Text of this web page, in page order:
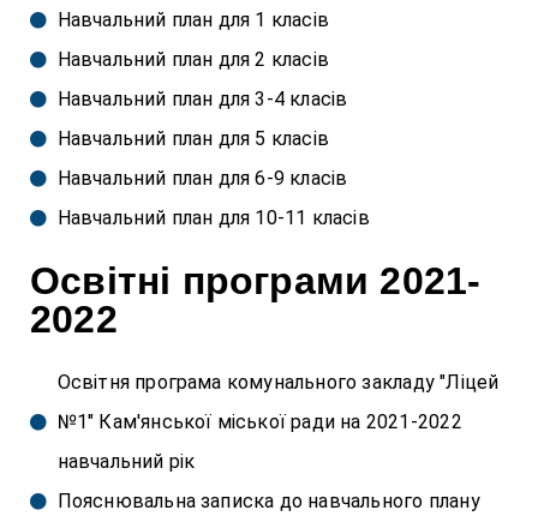
Навчальний план для 1 класів
Навчальний план для 2 класів
Навчальний план для 3-4 класів
Навчальний план для 5 класів
Навчальний план для 6-9 класів
Навчальний план для 10-11 класів
Освітні програми 2021-
2022
Освітня програма комунального закладу "Ліцей
№1" Кам'янської міської ради на 2021-2022
навчальний рік
Пояснювальна записка до навчального плану